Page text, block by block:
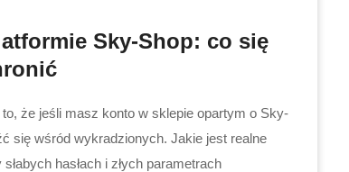
Sky-Shop: co się
że jeśli masz konto w sklepie opartym o Sky-
się wśród wykradzionych. Jakie jest realne
hasłach i złych parametrach